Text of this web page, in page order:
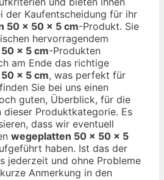
der Kaufentscheidung für ihr
50 x 50 x 5 cm-Produkt. Sie
hervorragendem
x 5 cm-Produkten
am Ende das richtige
x 5 cm, was perfekt für
Sie bei uns einen
guten, Überblick, für die
dieser Produktkategorie. Es
dass wir eventuell
wegeplatten 50 x 50 x 5
haben. Ist das der
jederzeit und ohne Probleme
Anmerkung in den